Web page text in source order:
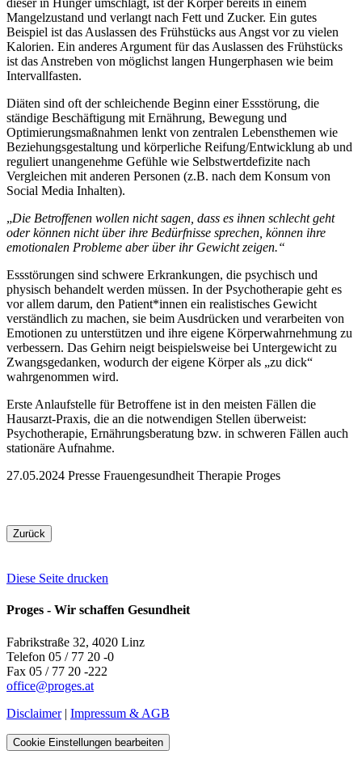
dieser in Hunger umschlägt, ist der Körper bereits in einem
Mangelzustand und verlangt nach Fett und Zucker. Ein gutes
Beispiel ist das Auslassen des Frühstücks aus Angst vor zu vielen
Kalorien. Ein anderes Argument für das Auslassen des Frühstücks
ist das Anstreben von möglichst langen Hungerphasen wie beim
Intervallfasten.
Diäten sind oft der schleichende Beginn einer Essstörung, die
ständige Beschäftigung mit Ernährung, Bewegung und
Optimierungsmaßnahmen lenkt von zentralen Lebensthemen wie
Beziehungsgestaltung und körperliche Reifung/Entwicklung ab und
reguliert unangenehme Gefühle wie Selbstwertdefizite nach
Vergleichen mit anderen Personen (z.B. nach dem Konsum von
Social Media Inhalten).
„Die Betroffenen wollen nicht sagen, dass es ihnen schlecht geht
oder können nicht über ihre Bedürfnisse sprechen, können ihre
emotionalen Probleme aber über ihr Gewicht zeigen.“
Essstörungen sind schwere Erkrankungen, die psychisch und
physisch behandelt werden müssen. In der Psychotherapie geht es
vor allem darum, den Patient*innen ein realistisches Gewicht
verständlich zu machen, sie beim Ausdrücken und verarbeiten von
Emotionen zu unterstützen und ihre eigene Körperwahrnehmung zu
verbessern. Das Gehirn neigt beispielsweise bei Untergewicht zu
Zwangsgedanken, wodurch der eigene Körper als „zu dick“
wahrgenommen wird.
Erste Anlaufstelle für Betroffene ist in den meisten Fällen die
Hausarzt-Praxis, die an die notwendigen Stellen überweist:
Psychotherapie, Ernährungsberatung bzw. in schweren Fällen auch
stationäre Aufnahme.
27.05.2024 Presse Frauengesundheit Therapie Proges
Zurück
Diese Seite drucken
Proges - Wir schaffen Gesundheit
Fabrikstraße 32, 4020 Linz
Telefon 05 / 77 20 -0
Fax 05 / 77 20 -222
office@proges.at
Disclaimer| Impressum & AGB
Cookie Einstellungen bearbeiten